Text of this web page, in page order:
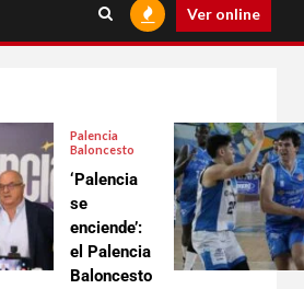
Ver online
Palencia
Baloncesto
‘Palencia
se
enciende’:
el Palencia
Baloncesto